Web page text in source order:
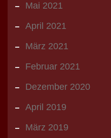
Mai 2021
April 2021
März 2021
Februar 2021
Dezember 2020
April 2019
März 2019